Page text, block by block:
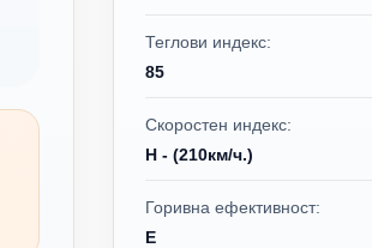
Теглови индекс:
85
Скоростен индекс:
H - (210км/ч.)
Горивна ефективност:
E